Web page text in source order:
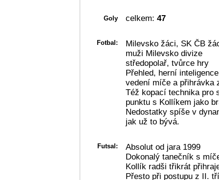
Goly celkem: 47
Fotbal:
Milevsko žáci, SK ČB
muži Milevsko divize
středopolař, tvůrce hry
Přehled, herní
vedení míče a přihrávka
Též kopací technika pro
punktu s Kollíkem jako
Nedostatky spíše v
jak už to bývá.
Futsal:
Absolut od jara 1999
Dokonalý tanečník s
Kollík radši třikrát
Přesto při postupu z II.